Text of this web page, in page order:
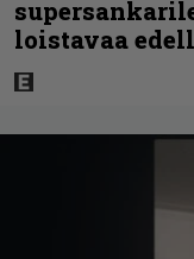
loistavaa